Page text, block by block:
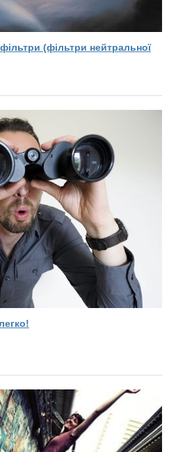
(фільтри нейтральної